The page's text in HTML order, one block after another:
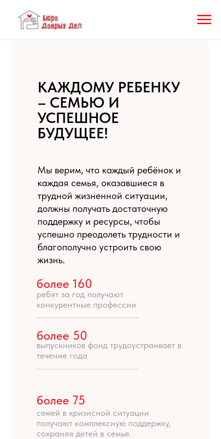
КАЖДОМУ РЕБЕНКУ
– СЕМЬЮ И
УСПЕШНОЕ
БУДУЩЕЕ!
Мы верим, что каждый ребёнок и
каждая семья, оказавшиеся в
трудной жизненной ситуации,
должны получать достаточную
поддержку и ресурсы, чтобы
успешно преодолеть трудности и
благополучно устроить свою
жизнь.
более 160
ребят за год получают
конкурентные профессии
более 50
более 75
выпускников фонд трудоустраивает в
течение года
семей в кризисной ситуации
получают комплексную поддержку,
сохраняя детей в семье.